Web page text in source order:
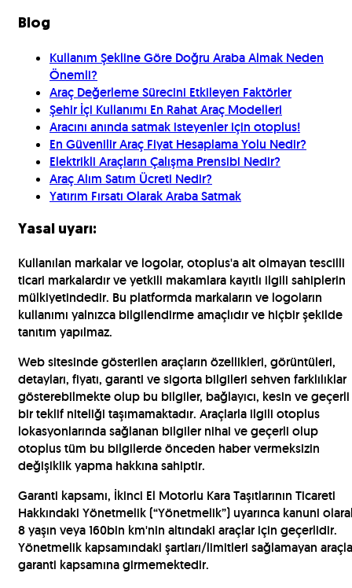
Blog
Kullanım Şekline Göre Doğru Araba Almak Neden
Önemli?
Araç Değerleme Sürecini Etkileyen Faktörler
Şehir İçi Kullanımı En Rahat Araç Modelleri
Aracını anında satmak isteyenler için otoplus!
En Güvenilir Araç Fiyat Hesaplama Yolu Nedir?
Elektrikli Araçların Çalışma Prensibi Nedir?
Araç Alım Satım Ücreti Nedir?
Yatırım Fırsatı Olarak Araba Satmak
Yasal uyarı:
Kullanılan markalar ve logolar, otoplus'a ait olmayan tescilli
ticari markalardır ve yetkili makamlara kayıtlı ilgili sahiplerin
mülkiyetindedir. Bu platformda markaların ve logoların
kullanımı yalnızca bilgilendirme amaçlıdır ve hiçbir şekilde
tanıtım yapılmaz.
Web sitesinde gösterilen araçların özellikleri, görüntüleri,
detayları, fiyatı, garanti ve sigorta bilgileri sehven farklılıklar
gösterebilmekte olup bu bilgiler, bağlayıcı, kesin ve geçerli
bir teklif niteliği taşımamaktadır. Araçlarla ilgili otoplus
lokasyonlarında sağlanan bilgiler nihai ve geçerli olup
otoplus tüm bu bilgilerde önceden haber vermeksizin
değişiklik yapma hakkına sahiptir.
Garanti kapsamı, İkinci El Motorlu Kara Taşıtlarının Ticareti
Hakkındaki Yönetmelik (“Yönetmelik”) uyarınca kanuni
8 yaşın veya 160bin km'nin altındaki araçlar için geçerlidir.
Yönetmelik kapsamındaki şartları/limitleri sağlamayan
garanti kapsamına girmemektedir.